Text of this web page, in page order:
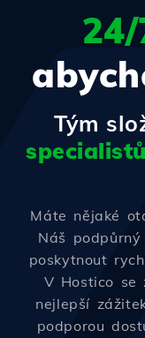
Tým
specialistů
Máte nějaké
Náš
poskytnout
V Hostico se
nejlepší
podporou